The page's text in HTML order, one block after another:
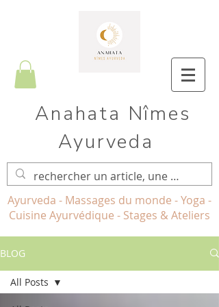
Anahata Nîmes
Ayurveda
Ayurveda - Massages du monde - Yoga -
Cuisine Ayurvédique - Stages & Ateliers
BLOG
All Posts